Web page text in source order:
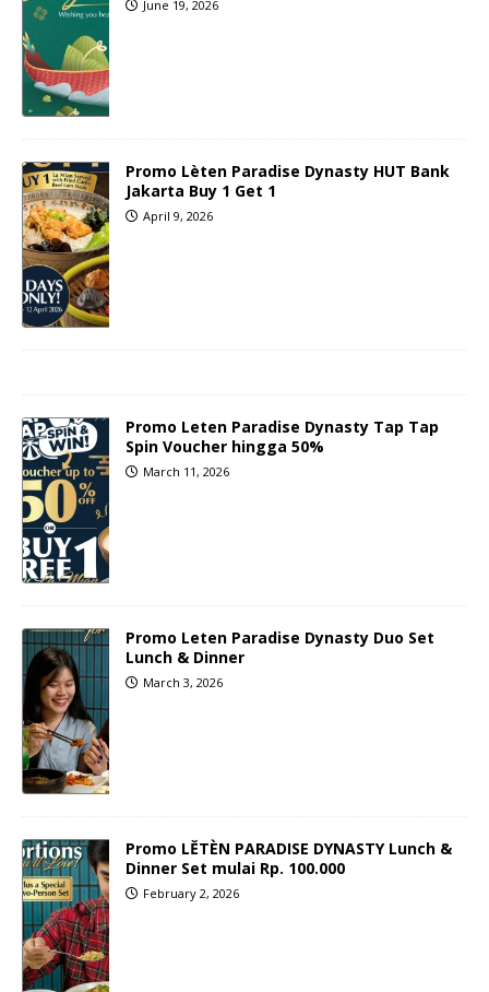
June 19, 2026
Promo Lèten Paradise Dynasty HUT Bank
Jakarta Buy 1 Get 1
April 9, 2026
Promo Leten Paradise Dynasty Tap Tap
Spin Voucher hingga 50%
March 11, 2026
Promo Leten Paradise Dynasty Duo Set
Lunch & Dinner
March 3, 2026
Promo LĚTÈN PARADISE DYNASTY Lunch &
Dinner Set mulai Rp. 100.000
February 2, 2026